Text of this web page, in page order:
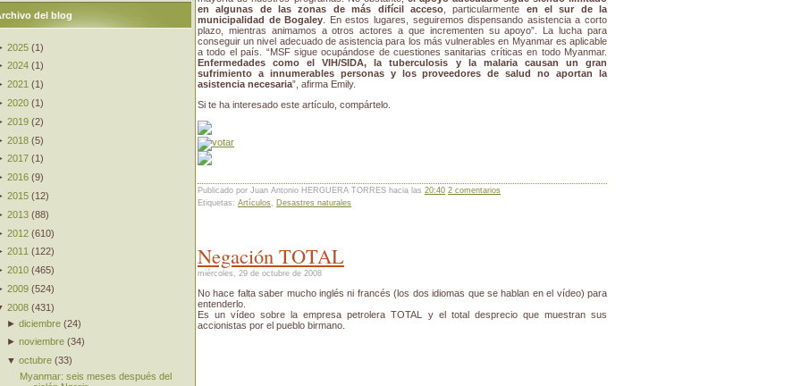
en algunas de las zonas de más difícil acceso, particularmente en el sur de la
municipalidad de Bogaley . En estos lugares, seguiremos dispensando asistencia a corto
plazo, mientras animamos a otros actores a que incrementen su apoyo”. La lucha para
conseguir un nivel adecuado de asistencia para los más vulnerables en Myanmar es aplicable
a todo el país. “MSF sigue ocupándose de cuestiones sanitarias críticas en todo Myanmar.
Enfermedades como el VIH/SIDA, la tuberculosis y la malaria causan un gran
sufrimiento a innumerables personas y los proveedores de salud no aportan la
asistencia necesaria”, afirma Emily.
Si te ha interesado este artículo, compártelo.
Publicado por Juan Antonio HERGUERA TORRES hacia las 20:40 2 comentarios
Etiquetas: Artículos, Desastres naturales
Negación TOTAL
miércoles, 29 de octubre de 2008
No hace falta saber mucho inglés ni francés (los dos idiomas que se hablan en el vídeo) para
entenderlo.
Es un vídeo sobre la empresa petrolera TOTAL y el total desprecio que muestran sus
accionistas por el pueblo birmano.
del blog
2025 (1)
2024 (1 )
2021 (1)
2020 (1)
2019 (2)
2018 (5)
2017 (1 )
2016 (9)
2015 (12)
2013 (88)
2012 (610)
2011 (122)
2010 (465)
2009 (524)
2008 (431)
►diciembre (24)
►noviembre (34)
▼octubre (33)
Myanmar: seis meses después del